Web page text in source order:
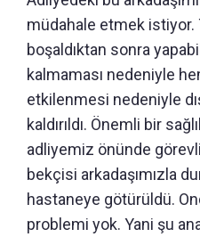
müdahale etmek istiyor.
boşaldıktan sonra
kalmaması nedeniyle
etkilenmesi nedeniyle
kaldırıldı. Önemli bir
adliyemiz önünde
bekçisi arkadaşımızla
hastaneye götürüldü.
problemi yok. Yani şu